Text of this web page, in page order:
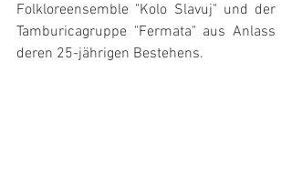
Folkloreensemble "Kolo Slavuj" und der
Tamburicagruppe "Fermata" aus Anlass
deren 25-jährigen Bestehens.